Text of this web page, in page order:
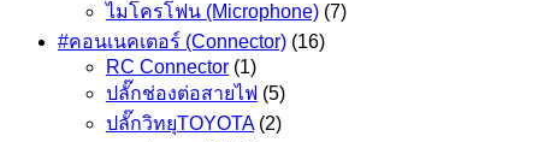
ไมโครโฟน (Microphone) (7)
#คอนเนคเตอร์ (Connector) (16)
RC Connector (1)
ปลั๊กช่องต่อสายไฟ (5)
ปลั๊กวิทยุTOYOTA (2)